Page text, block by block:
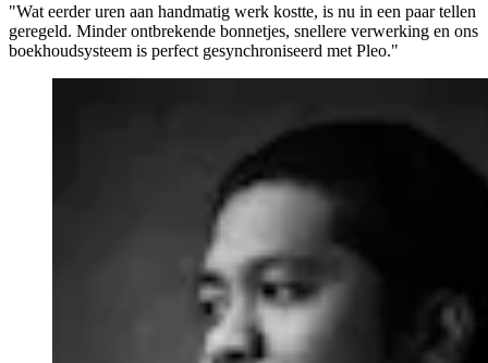
"Wat eerder uren aan handmatig werk kostte, is nu in een paar tellen
geregeld. Minder ontbrekende bonnetjes, snellere verwerking en ons
boekhoudsysteem is perfect gesynchroniseerd met Pleo."